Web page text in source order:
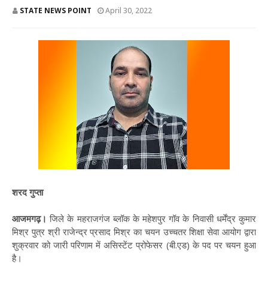
STATE NEWS POINT April 30, 2022
शरद गुप्ता
आजमगढ़। जिले के महराजगंज ब्लॉक के महेशपुर गॉव के निवासी धर्मेंद्र कुमार
मिश्र पुत्र श्री राजेन्द्र प्रसाद मिश्र का चयन उच्चतर शिक्षा सेवा आयोग द्वारा
शुक्रवार को जारी परिणाम में असिस्टेंट प्रोफेसर (बी.एड) के पद पर चयन हुआ
है।